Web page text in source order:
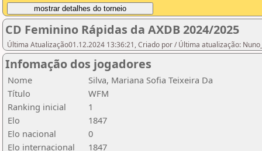
CD Feminino Rápidas da AXDB 2024/2025
Última Atualização01.12.2024 13:36:21, Criado por / Última atualização:
Infomação dos jogadores
Nome
Silva, Mariana Sofia Teixeira Da
Título
WFM
Ranking inicial
1
Elo
1847
Elo nacional
0
Elo internacional
1847